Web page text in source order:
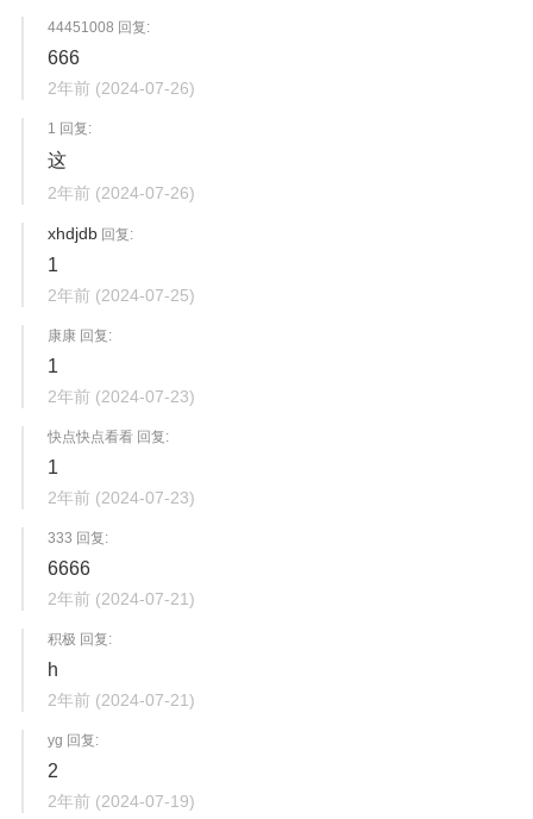
44451008 回复:
666
2年前 (2024-07-26)
1 回复:
这
2年前 (2024-07-26)
xhdjdb 回复:
1
2年前 (2024-07-25)
康康 回复:
1
2年前 (2024-07-23)
快点快点看看 回复:
1
2年前 (2024-07-23)
333 回复:
6666
2年前 (2024-07-21)
积极 回复:
h
2年前 (2024-07-21)
yg 回复:
2
2年前 (2024-07-19)